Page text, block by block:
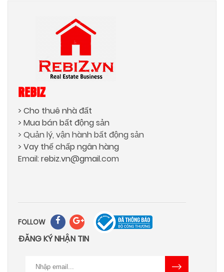
REBIZ
> Cho thuê nhà đất
> Mua bán bất động sản
> Quản lý, vận hành bất động sản
> Vay thế chấp ngân hàng
Email:rebiz.vn@gmail.com
FOLLOW
ĐĂNG KÝ NHẬN TIN